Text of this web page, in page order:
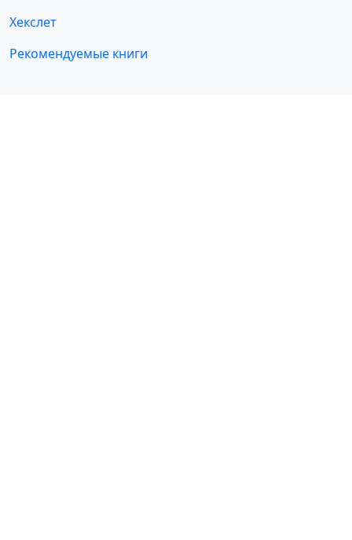
Хекслет
Рекомендуемые книги